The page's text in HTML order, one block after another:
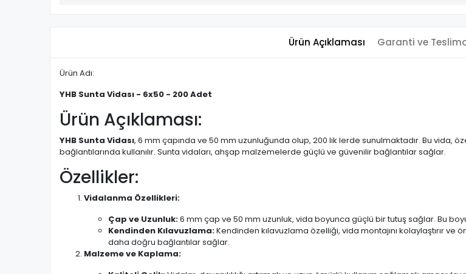
Ürün Açıklaması Garanti ve
Ürün Adı:
YHB Sunta Vidası - 6x50 - 200 Adet
Ürün Açıklaması:
YHB Sunta Vidası, 6 mm çapında ve 50 mm uzunluğunda olup, 200 lik lerde sunulmaktadır. Bu vida,
bağlantılarında kullanılır. Sunta vidaları, ahşap malzemelerde güçlü ve güvenilir bağlantılar sağlar.
Özellikler:
Vidalanma Özellikleri:
Çap ve Uzunluk:6 mm çap ve 50 mm uzunluk, vida boyunca güçlü bir tutuş sağlar. Bu
Kendinden Kılavuzlama:Kendinden kılavuzlama özelliği, vida montajını kolaylaştırır ve
daha doğru bağlantılar sağlar.
Malzeme ve Kaplama: